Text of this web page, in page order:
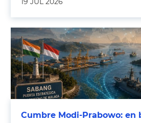
Cumbre Modi-Prabowo: en